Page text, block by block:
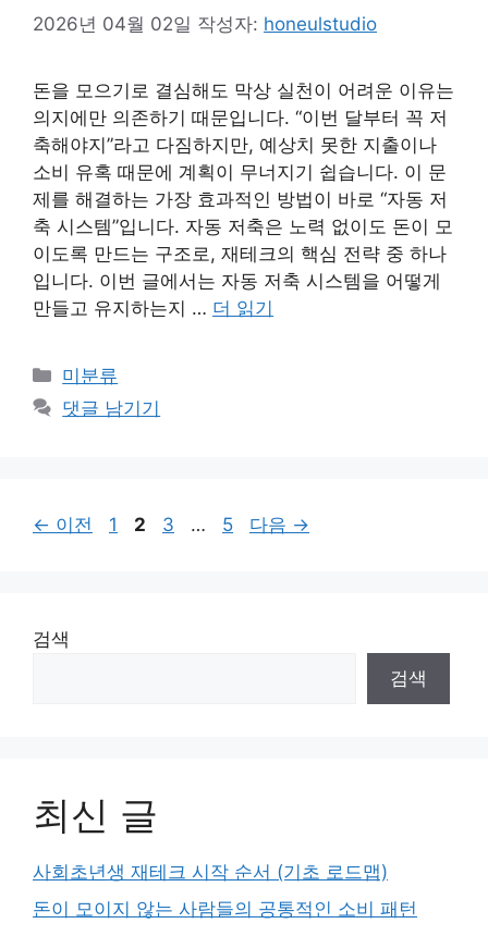
2026년 04월 02일 작성자: honeulstudio
돈을 모으기로 결심해도 막상 실천이 어려운 이유는
의지에만 의존하기 때문입니다. “이번 달부터 꼭 저
축해야지”라고 다짐하지만, 예상치 못한 지출이나
소비 유혹 때문에 계획이 무너지기 쉽습니다. 이 문
제를 해결하는 가장 효과적인 방법이 바로 “자동 저
축 시스템”입니다. 자동 저축은 노력 없이도 돈이 모
이도록 만드는 구조로, 재테크의 핵심 전략 중 하나
입니다. 이번 글에서는 자동 저축 시스템을 어떻게
만들고 유지하는지 … 더 읽기
카
테
미분류
댓글 남기기
← 이전
페
1
페
2
페
3 …
페
5 다음 →
검색
검색
최신 글
사회초년생 재테크 시작 순서 (기초 로드맵)
돈이 모이지 않는 사람들의 공통적인 소비 패턴